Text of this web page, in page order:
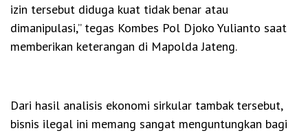
izin tersebut diduga kuat tidak benar atau
dimanipulasi,” tegas Kombes Pol Djoko Yulianto saat
memberikan keterangan di Mapolda Jateng.
Dari hasil analisis ekonomi sirkular tambak tersebut,
bisnis ilegal ini memang sangat menguntungkan bagi